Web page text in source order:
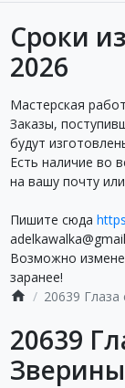
Сроки
2026
Мастерская
Заказы,
будут
Есть наличие во
на вашу почту
Пишите сюда
Возможно
заранее!
20639
20639